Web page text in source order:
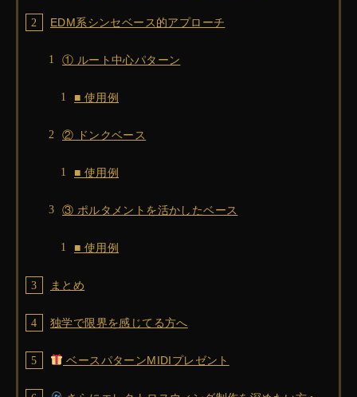
EDM系シンセベース的アプローチ
① ルート中心パターン
■ 使用例
② ドンクベース
■ 使用例
③ ポルタメントを活かしたベース
■ 使用例
まとめ
独学で限界を感じてる方へ
ベースパターンMIDIプレゼント